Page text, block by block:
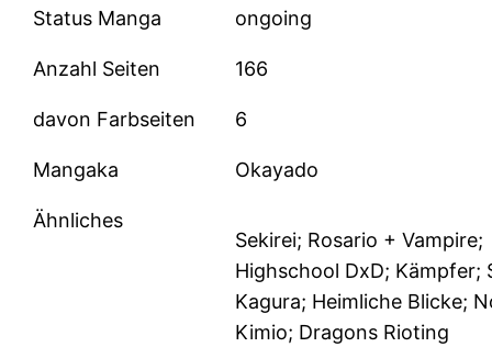
Status Manga ongoing
Anzahl Seiten 166
davon Farbseiten 6
Mangaka Okayado
Ähnliches
Sekirei; Rosario + Vampire;
Highschool DxD; Kämpfer;
Kagura; Heimliche Blicke;
Kimio; Dragons Rioting